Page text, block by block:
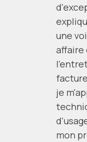
une
affaire
je
mon